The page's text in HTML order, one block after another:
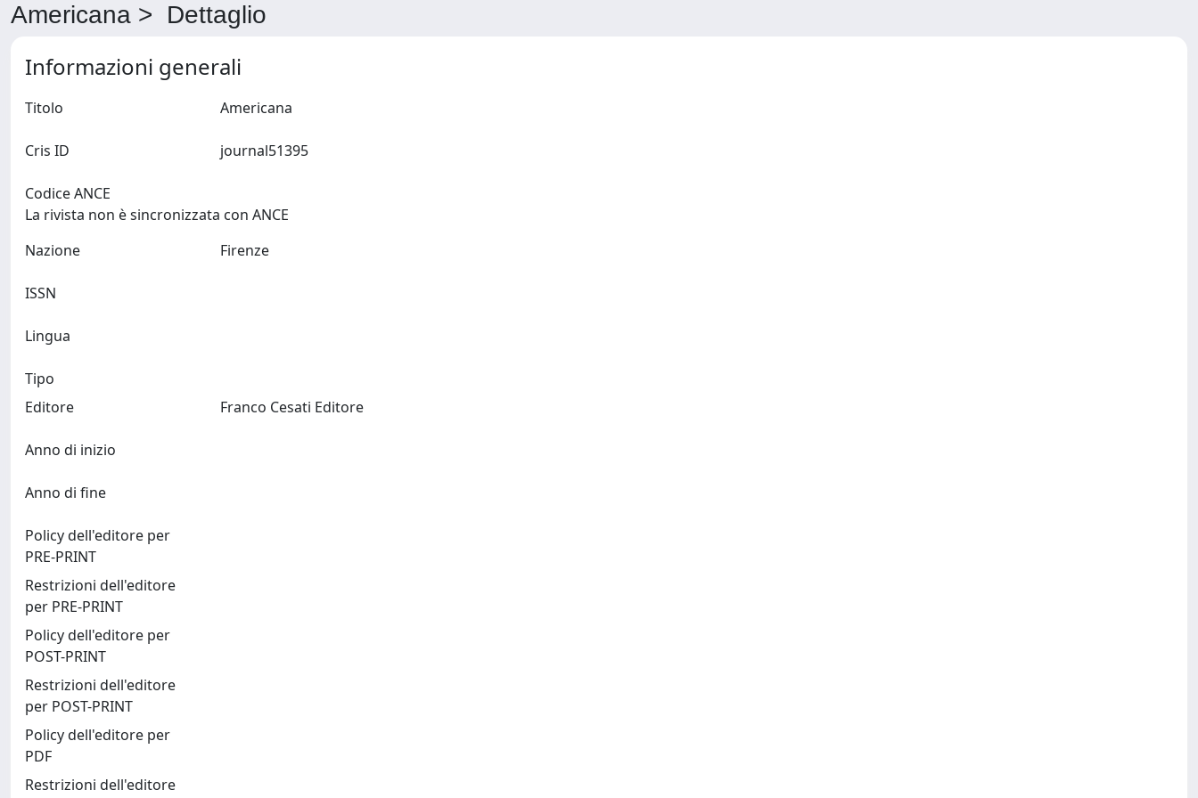
Americana > Dettaglio
Informazioni generali
Titolo
Cris ID
Codice ANCE
La rivista non è sincronizzata con ANCE
Nazione
ISSN
Lingua
Tipo
Editore
Anno di inizio
Anno di fine
Policy dell'editore per
PRE-PRINT
Restrizioni dell'editore
per PRE-PRINT
Policy dell'editore per
POST-PRINT
Restrizioni dell'editore
per POST-PRINT
Policy dell'editore per
PDF
Restrizioni dell'editore